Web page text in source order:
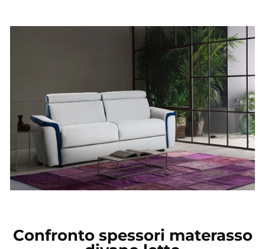
Confronto spessori materasso